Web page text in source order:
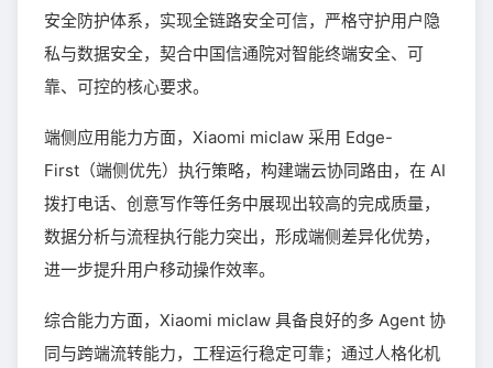
安全防护体系，实现全链路安全可信，严格守护用户隐
私与数据安全，契合中国信通院对智能终端安全、可
靠、可控的核心要求。
端侧应用能力方面，Xiaomi miclaw 采用 Edge-
First（端侧优先）执行策略，构建端云协同路由，在 AI
拨打电话、创意写作等任务中展现出较高的完成质量，
数据分析与流程执行能力突出，形成端侧差异化优势，
进一步提升用户移动操作效率。
综合能力方面，Xiaomi miclaw 具备良好的多 Agent 协
同与跨端流转能力，工程运行稳定可靠；通过人格化机